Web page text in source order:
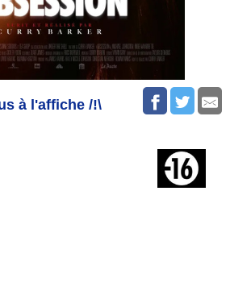
à l'affiche /!\